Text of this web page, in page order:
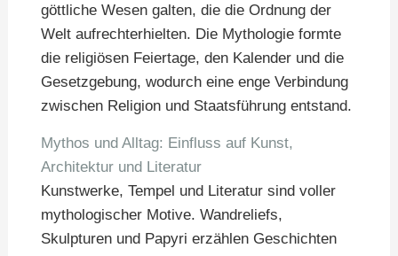
göttliche Wesen galten, die die Ordnung der
Welt aufrechterhielten. Die Mythologie formte
die religiösen Feiertage, den Kalender und die
Gesetzgebung, wodurch eine enge Verbindung
zwischen Religion und Staatsführung entstand.
Mythos und Alltag: Einfluss auf Kunst,
Architektur und Literatur
Kunstwerke, Tempel und Literatur sind voller
mythologischer Motive. Wandreliefs,
Skulpturen und Papyri erzählen Geschichten